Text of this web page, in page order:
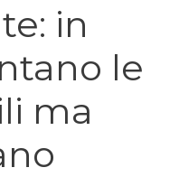
in
le
ma